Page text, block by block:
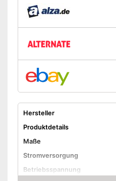
Hersteller
Produktdetails
Maße
Stromversorgung
Betriebsspannung